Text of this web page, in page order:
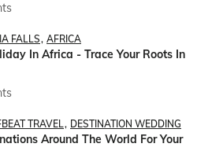
FALLS AFRICA
In Africa - Trace Your Roots In
TRAVEL DESTINATION WEDDING
Around The World For Your